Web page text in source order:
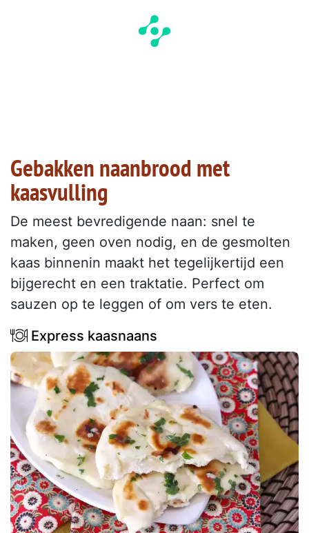
Gebakken naanbrood met
kaasvulling
De meest bevredigende naan: snel te
maken, geen oven nodig, en de gesmolten
kaas binnenin maakt het tegelijkertijd een
bijgerecht en een traktatie. Perfect om
sauzen op te leggen of om vers te eten.
Express kaasnaans